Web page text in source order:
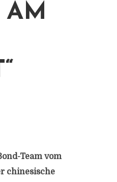
AM
Team vom
chinesische